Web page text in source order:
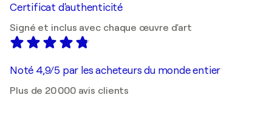
Certificat d'authenticité
Signé et inclus avec chaque œuvre d'art
Noté 4,9/5 par les acheteurs du monde entier
Plus de 20 000 avis clients